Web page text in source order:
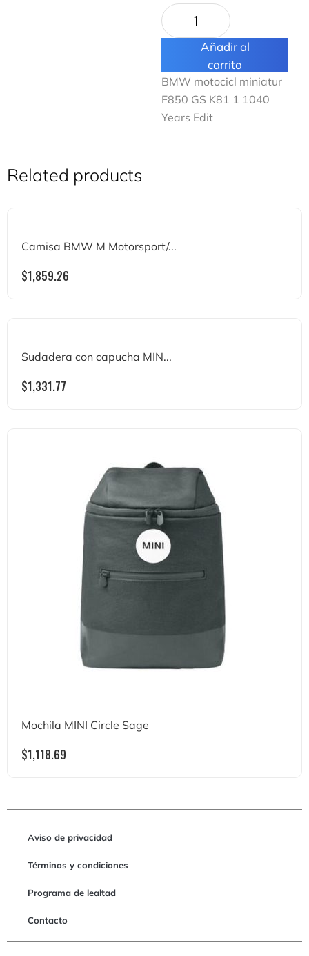
Añadir al
carrito
BMW motocicl miniatur
F850 GS K81 1 1040
Years Edit
Related products
Camisa BMW M Motorsport/...
$1,859.26
Sudadera con capucha MIN...
$1,331.77
Mochila MINI Circle Sage
$1,118.69
Aviso de privacidad
Términos y condiciones
Programa de lealtad
Contacto